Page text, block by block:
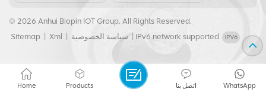
© 2026 Anhui Biopin IOT Group. All Rights Reserved.
Sitemap
Xml سياسة الخصوصية IPv6 network supported
Home Products WhatsApp اتصل بنا